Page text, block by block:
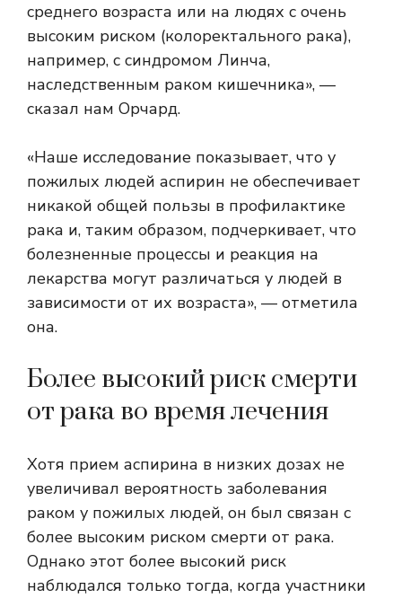
среднего возраста или на людях с очень
высоким риском (колоректального рака),
например, с синдромом Линча,
наследственным раком кишечника», —
сказал нам Орчард.
«Наше исследование показывает, что у
пожилых людей аспирин не обеспечивает
никакой общей пользы в профилактике
рака и, таким образом, подчеркивает, что
болезненные процессы и реакция на
лекарства могут различаться у людей в
зависимости от их возраста», — отметила
она.
Более высокий риск смерти
от рака во время лечения
Хотя прием аспирина в низких дозах не
увеличивал вероятность заболевания
раком у пожилых людей, он был связан с
более высоким риском смерти от рака.
Однако этот более высокий риск
наблюдался только тогда, когда участники